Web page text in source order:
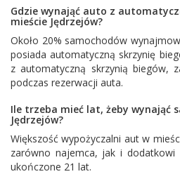
Gdzie wynająć auto z
mieście Jędrzejów?
Około 20% samochodów
posiada automatyczną skrzynię
z automatyczną skrzynią biegów,
podczas rezerwacji auta.
Ile trzeba mieć lat, żeby wynająć
Jędrzejów?
Większość wypożyczalni aut w
zarówno najemca, jak i dodatkowi
ukończone 21 lat.